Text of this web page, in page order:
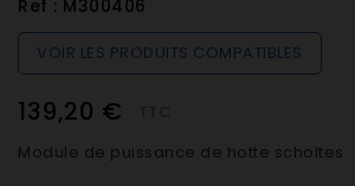
Ref : M300406
VOIR LES PRODUITS COMPATIBLES
139,20 €
Module de puissance de hotte scholtes